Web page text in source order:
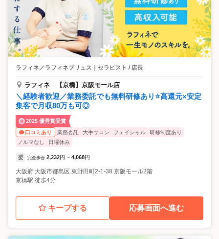
ラフィネ／ラフィネプリュス セラピスト / 店長
ラフィネ 【京橋】京阪モール店
＼経験者歓迎／業務委託でも無料研修あり⭐高還元×安定
集客で月収80万も可◎
2025 優秀賞受賞
口コミあり
業務委託 大手サロン フェイシャル
研修制度あり
ノルマなし
日曜休み
委 完全歩合 2,232円 ~ 4,068円
大阪府 大阪市都島区 東野田町2-1-38 京阪モール2階
京橋駅 徒歩4分
キープする 応募画面へ進む